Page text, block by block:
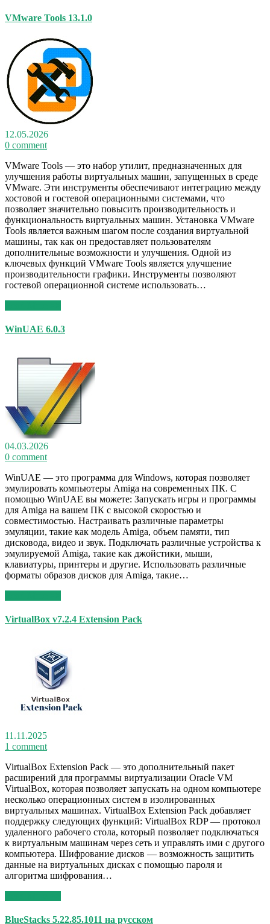
VMware Tools 13.1.0
12.05.2026
0 comment
VMware Tools — это набор утилит, предназначенных для
улучшения работы виртуальных машин, запущенных в среде
VMware. Эти инструменты обеспечивают интеграцию между
хостовой и гостевой операционными системами, что
позволяет значительно повысить производительность и
функциональность виртуальных машин. Установка VMware
Tools является важным шагом после создания виртуальной
машины, так как он предоставляет пользователям
дополнительные возможности и улучшения. Одной из
ключевых функций VMware Tools является улучшение
производительности графики. Инструменты позволяют
гостевой операционной системе использовать…
WinUAE 6.0.3
04.03.2026
0 comment
WinUAE — это программа для Windows, которая позволяет
эмулировать компьютеры Amiga на современных ПК. С
помощью WinUAE вы можете: Запускать игры и программы
для Amiga на вашем ПК с высокой скоростью и
совместимостью. Настраивать различные параметры
эмуляции, такие как модель Amiga, объем памяти, тип
дисковода, видео и звук. Подключать различные устройства к
эмулируемой Amiga, такие как джойстики, мыши,
клавиатуры, принтеры и другие. Использовать различные
форматы образов дисков для Amiga, такие…
VirtualBox v7.2.4 Extension Pack
11.11.2025
1 comment
VirtualBox Extension Pack — это дополнительный пакет
расширений для программы виртуализации Oracle VM
VirtualBox, которая позволяет запускать на одном компьютере
несколько операционных систем в изолированных
виртуальных машинах. VirtualBox Extension Pack добавляет
поддержку следующих функций: VirtualBox RDP — протокол
удаленного рабочего стола, который позволяет подключаться
к виртуальным машинам через сеть и управлять ими с другого
компьютера. Шифрование дисков — возможность защитить
данные на виртуальных дисках с помощью пароля и
алгоритма шифрования…
BlueStacks 5.22.85.1011 на русском